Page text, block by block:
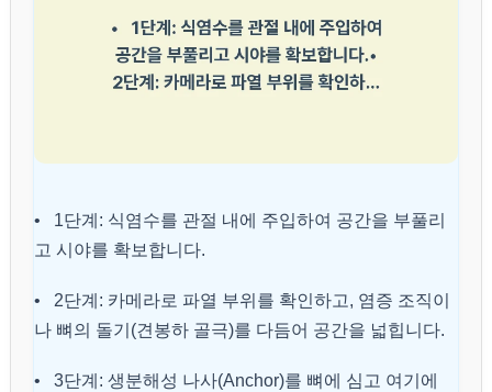
• 1단계: 식염수를 관절 내에 주입하여 공간을 부풀리
고 시야를 확보합니다.
• 2단계: 카메라로 파열 부위를 확인하고, 염증 조직이
나 뼈의 돌기(견봉하 골극)를 다듬어 공간을 넓힙니다.
• 3단계: 생분해성 나사(Anchor)를 뼈에 심고 여기에